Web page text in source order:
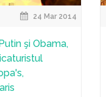
24 Mar 2014
şi Obama,